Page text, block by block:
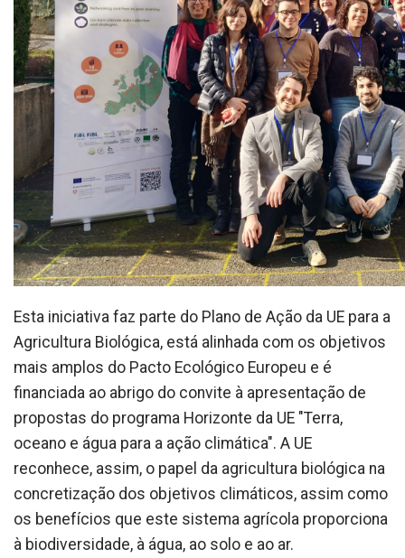
Esta iniciativa faz parte do Plano de Ação da UE para a
Agricultura Biológica, está alinhada com os objetivos
mais amplos do Pacto Ecológico Europeu e é
financiada ao abrigo do convite à apresentação de
propostas do programa Horizonte da UE "Terra,
oceano e água para a ação climática". A UE
reconhece, assim, o papel da agricultura biológica na
concretização dos objetivos climáticos, assim como
os benefícios que este sistema agrícola proporciona
à biodiversidade, à água, ao solo e ao ar.